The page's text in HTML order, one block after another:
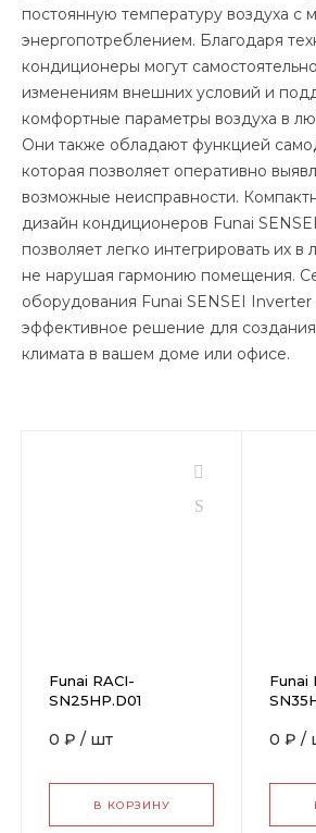
постоянную температуру воздуха с
энергопотреблением. Благодаря
кондиционеры могут
изменениям внешних условий и
комфортные параметры воздуха в
Они также обладают функцией
которая позволяет оперативно
возможные неисправности.
дизайн кондиционеров Funai
позволяет легко интегрировать их
не нарушая гармонию помещения.
оборудования Funai SENSEI
эффективное решение для
климата в вашем доме или офисе.
Funai RACI-
SN25HP.D01
0 ₽ / шт
В КОРЗИНУ
Funai
0 ₽ /